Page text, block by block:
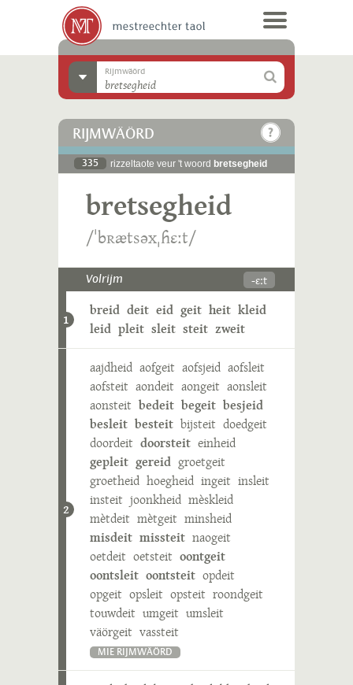
Rijmwäörd
RIJMWÄÖRD
335 rizzeltaote veur 't woord bretsegheid
bretsegheid
/ˈbʀætsəxˌɦɛːt/
Volrijm -ɛːt
1
breid deit eid geit heit kleid
leid pleit sleit steit zweit
2
aajdheid aofgeit aofsjeid aofsleit
aofsteit aondeit aongeit aonsleit
aonsteit bedeit begeit besjeid
besleit besteit bijsteit doedgeit
doordeit doorsteit einheid
gepleit gereid groetgeit
groetheid hoegheid ingeit insleit
insteit joonkheid mèskleid
mètdeit mètgeit minsheid
misdeit missteit naogeit
oetdeit oetsteit oontgeit
oontsleit oontsteit opdeit
opgeit opsleit opsteit roondgeit
touwdeit umgeit umsleit
väörgeit vassteit
MIE RIJMWÄÖRD